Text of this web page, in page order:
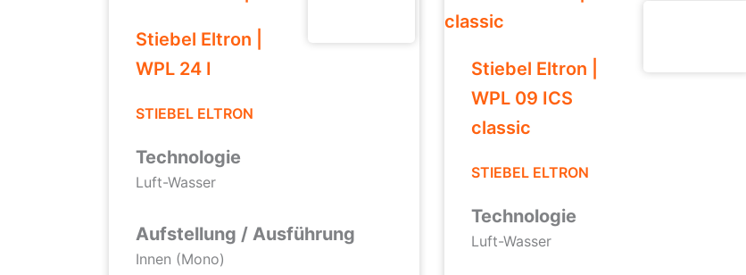
Stiebel Eltron |
WPL 24 I
STIEBEL ELTRON
Technologie
Luft-Wasser
Aufstellung / Ausführung
Innen (Mono)
Stiebel Eltron |
WPL 09 ICS
classic
STIEBEL ELTRON
Technologie
Luft-Wasser